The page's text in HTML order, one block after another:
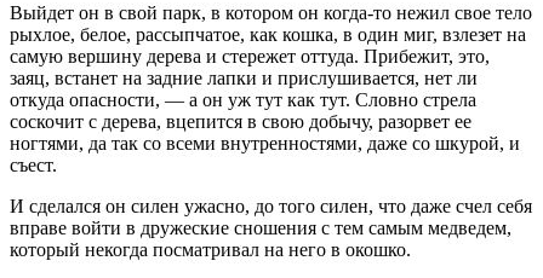
Выйдет он в свой парк, в котором он когда-то нежил свое тело
рыхлое, белое, рассыпчатое, как кошка, в один миг, взлезет на
самую вершину дерева и стережет оттуда. Прибежит, это,
заяц, встанет на задние лапки и прислушивается, нет ли
откуда опасности, — а он уж тут как тут. Словно стрела
соскочит с дерева, вцепится в свою добычу, разорвет ее
ногтями, да так со всеми внутренностями, даже со шкурой, и
съест.
И сделался он силен ужасно, до того силен, что даже счел себя
вправе войти в дружеские сношения с тем самым медведем,
который некогда посматривал на него в окошко.